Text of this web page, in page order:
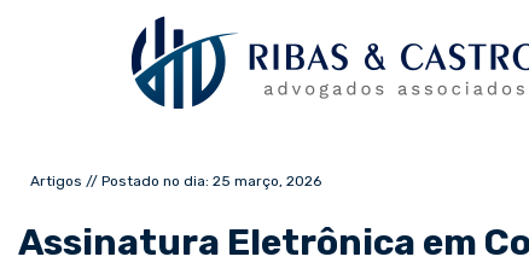
Artigos // Postado no dia: 25 março, 2026
Assinatura Eletrônica em